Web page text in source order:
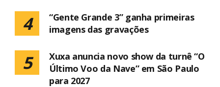
4
“Gente Grande 3” ganha primeiras
imagens das gravações
5
Xuxa anuncia novo show da turnê “O
Último Voo da Nave” em São Paulo
para 2027